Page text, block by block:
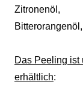
Zitronenöl,
Das Peeling ist
erhältlich: